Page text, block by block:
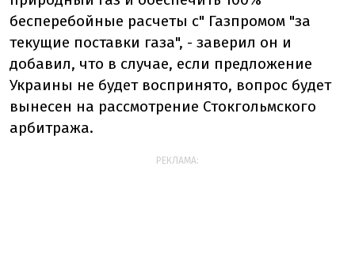
бесперебойные расчеты с" Газпромом "за
текущие поставки газа", - заверил он и
добавил, что в случае, если предложение
Украины не будет воспринято, вопрос будет
вынесен на рассмотрение Стокгольмского
арбитража.
РЕКЛАМА: